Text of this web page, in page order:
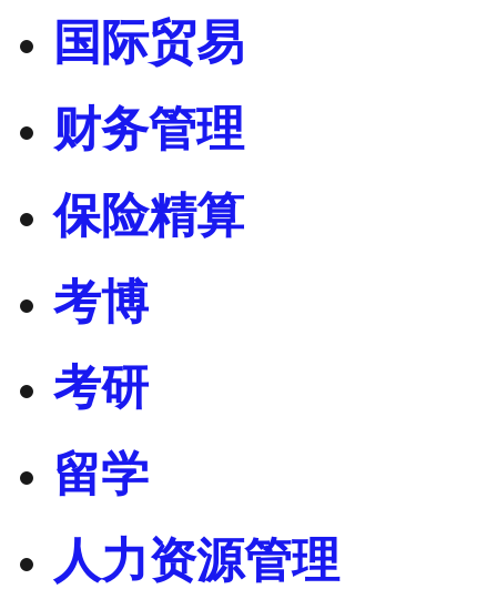
国际贸易
财务管理
保险精算
考博
考研
留学
人力资源管理